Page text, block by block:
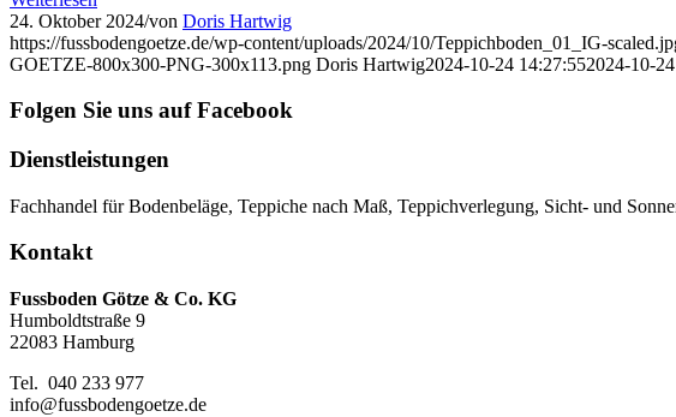
24. Oktober 2024/von Doris Hartwig
https://fussbodengoetze.de/wp-content/uploads/2024/10/Teppichboden_01_IG-
GOETZE-800x300-PNG-300x113.png Doris Hartwig2024-10-24 14:27:552024-10-
Folgen Sie uns auf Facebook
Dienstleistungen
Fachhandel für Bodenbeläge, Teppiche nach Maß, Teppichverlegung, Sicht- und
Kontakt
Fussboden Götze & Co. KG
Humboldtstraße 9
22083 Hamburg
Tel. 040 233 977
info@fussbodengoetze.de